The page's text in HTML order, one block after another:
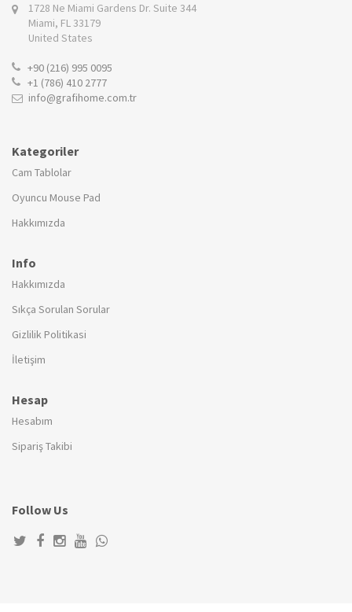
1728 Ne Miami Gardens Dr. Suite 344
Miami, FL 33179
United States
+90 (216) 995 0095
+1 (786) 410 2777
info@grafihome.com.tr
Kategoriler
Cam Tablolar
Oyuncu Mouse Pad
Hakkımızda
Info
Hakkımızda
Sıkça Sorulan Sorular
Gizlilik Politikasi
İletişim
Hesap
Hesabım
Sipariş Takibi
Follow Us